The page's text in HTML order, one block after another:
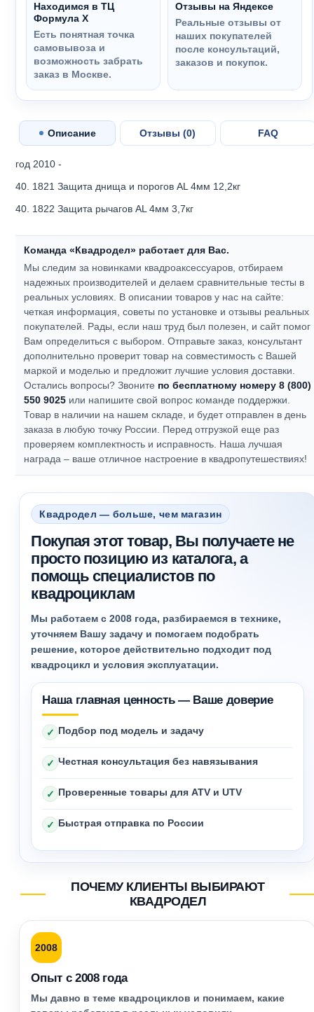
Находимся в ТЦ
Формула Х
Есть понятная точка
самовывоза и
возможность забрать
заказ в Москве.
Отзывы на Яндексе
Реальные отзывы от
наших покупателей
после консультаций,
заказов и покупок.
Описание Отзывы (0) FAQ
год 2010 -
40. 1821 Защита днища и порогов AL 4мм 12,2кг
40. 1822 Защита рычагов AL 4мм 3,7кг
Команда «Квадродел» работает для Вас.
Мы следим за новинками квадроаксессуаров, отбираем
надежных производителей и делаем сравнительные тесты в
реальных условиях. В описании товаров у нас на сайте:
четкая информация, советы по установке и отзывы реальных
покупателей. Рады, если наш труд был полезен, и сайт помог
Вам определиться с выбором.Отправьте заказ, консультант
дополнительно проверит товар на совместимость с Вашей
маркой и моделью и предложит лучшие условия доставки.
Остались вопросы? Звоните по бесплатному номеру 8 (800)
550 9025 или напишите свой вопрос команде поддержки.
Товар в наличии на нашем складе, и будет отправлен в день
заказа в любую точку России. Перед отгрузкой еще раз
проверяем комплектность и исправность. Наша лучшая
награда – ваше отличное настроение в квадропутешествиях!
Квадродел — больше, чем магазин
Покупая этот товар, Вы получаете не
просто позицию из каталога, а
помощь специалистов по
квадроциклам
Мы работаем с 2008 года, разбираемся в технике,
уточняем Вашу задачу и помогаем подобрать
решение, которое действительно подходит под
квадроцикл и условия эксплуатации.
Наша главная ценность — Ваше доверие
✓ Подбор под модель и задачу
✓ Честная консультация без навязывания
✓ Проверенные товары для ATV и UTV
✓ Быстрая отправка по России
ПОЧЕМУ КЛИЕНТЫ ВЫБИРАЮТ
КВАДРОДЕЛ
2008
Опыт с 2008 года
Мы давно в теме квадроциклов и понимаем, какие